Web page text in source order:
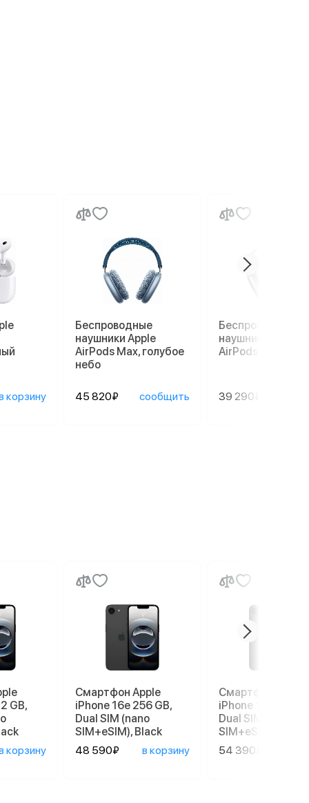
корзину
Беспроводные
наушники Apple
AirPods Max, голубое
небо
45 820₽ сообщить
Беспроводные
наушники Apple
AirPods Max,
39 290₽
GB,
корзину
Смартфон Apple
iPhone 16e 256 GB,
Dual SIM (nano
SIM+eSIM), Black
48 590₽
в корзину
Смартфон Apple
iPhone 17e 256
Dual SIM (nano
SIM+eSIM), Black
54 390₽